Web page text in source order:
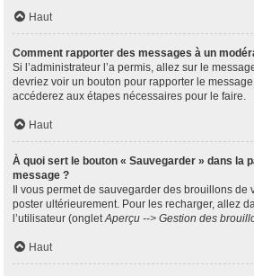
Haut
Comment rapporter des messages à un
Si l’administrateur l’a permis, allez sur le
devriez voir un bouton pour rapporter le
accéderez aux étapes nécessaires pour le faire.
Haut
À quoi sert le bouton « Sauvegarder » dans la
message ?
Il vous permet de sauvegarder des brouillons de
poster ultérieurement. Pour les recharger, allez
l’utilisateur (ongletAperçu --> Gestion des
Haut